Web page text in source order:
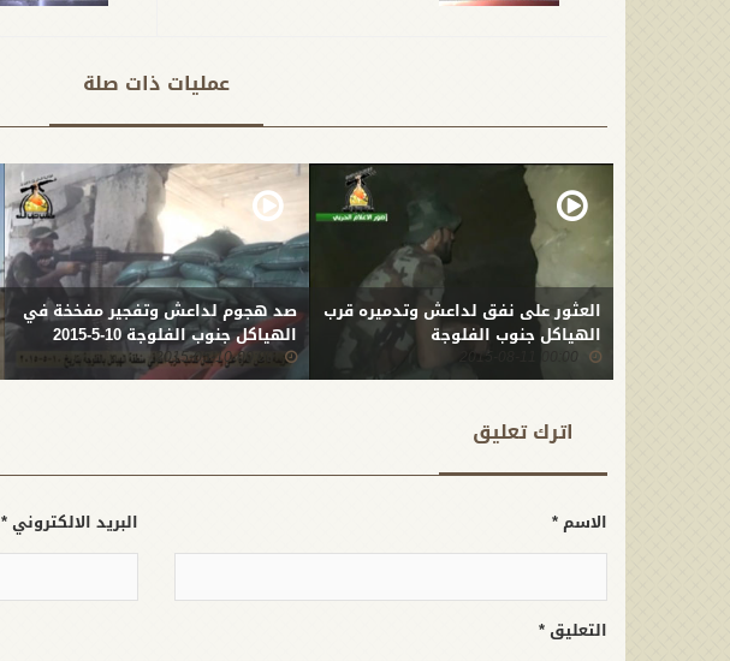
عمليات ذات صلة
العثور على نفق لداعش وتدميره قرب
الهياكل جنوب الفلوجة
00:00 2015-08-11
صد هجوم لداعش وتفجير مفخخة في
الهياكل جنوب الفلوجة 10-5-2015
00:00 2015-05-10
اترك تعلیق
الاسم * البريد الالكتروني *
التعليق *